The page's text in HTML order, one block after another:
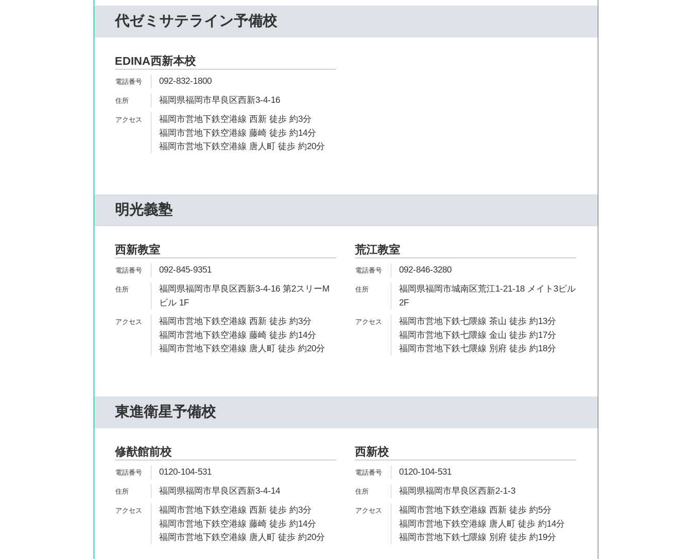
代ゼミサテライン予備校
EDINA西新本校
092-832-1800
福岡県福岡市早良区西新3-4-16
福岡市営地下鉄空港線 西新 徒歩 約3分
福岡市営地下鉄空港線 藤崎 徒歩 約14分
福岡市営地下鉄空港線 唐人町 徒歩 約20分
明光義塾
西新教室
092-845-9351
福岡県福岡市早良区西新3-4-16 第2スリーM
ビル 1F
福岡市営地下鉄空港線 西新 徒歩 約3分
福岡市営地下鉄空港線 藤崎 徒歩 約14分
福岡市営地下鉄空港線 唐人町 徒歩 約20分
荒江教室
092-846-3280
福岡県福岡市城南区荒江1-21-18 メイト3ビル
2F
福岡市営地下鉄七隈線 茶山 徒歩 約13分
福岡市営地下鉄七隈線 金山 徒歩 約17分
福岡市営地下鉄七隈線 別府 徒歩 約18分
東進衛星予備校
修猷館前校
0120-104-531
福岡県福岡市早良区西新3-4-14
福岡市営地下鉄空港線 西新 徒歩 約3分
福岡市営地下鉄空港線 藤崎 徒歩 約14分
福岡市営地下鉄空港線 唐人町 徒歩 約20分
西新校
0120-104-531
福岡県福岡市早良区西新2-1-3
福岡市営地下鉄空港線 西新 徒歩 約5分
福岡市営地下鉄空港線 唐人町 徒歩 約14分
福岡市営地下鉄七隈線 別府 徒歩 約19分